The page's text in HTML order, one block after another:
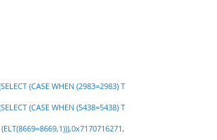
(CASE WHEN (2983=2983) T
(CASE WHEN (5438=5438) T